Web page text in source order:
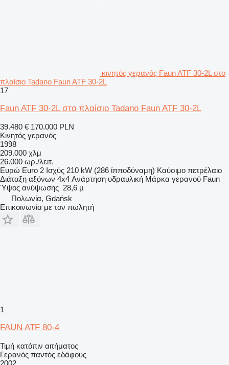
κινητός γερανός Faun ATF 30-2L στο
πλαίσιο Tadano Faun ATF 30-2L
17
Faun ATF 30-2L στο πλαίσιο Tadano Faun ATF 30-2L
39.480 € 170.000 PLN
Κινητός γερανός
1998
209.000 χλμ
26.000 ωρ./λειτ.
Ευρώ Euro 2 Ισχύς 210 kW (286 ίπποδύναμη) Καύσιμο πετρέλαιο
Διάταξη αξόνων 4x4 Ανάρτηση υδραυλική Μάρκα γερανού Faun
Ύψος ανύψωσης 28,6 μ
Πολωνία, Gdańsk
Επικοινωνία με τον πωλητή
1
FAUN ATF 80-4
Τιμή κατόπιν αιτήματος
Γερανός παντός εδάφους
2002